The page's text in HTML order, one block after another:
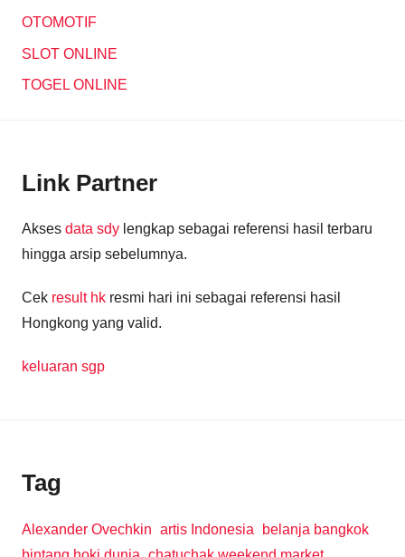
OTOMOTIF
SLOT ONLINE
TOGEL ONLINE
Link Partner
Akses data sdy lengkap sebagai referensi hasil terbaru
hingga arsip sebelumnya.
Cek result hk resmi hari ini sebagai referensi hasil
Hongkong yang valid.
keluaran sgp
Tag
Alexander Ovechkin artis Indonesia
belanja bangkok